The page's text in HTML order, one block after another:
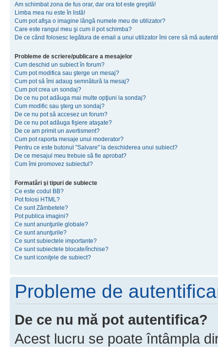
Am schimbat zona de fus orar, dar ora tot este greşită!
Limba mea nu este în listă!
Cum pot afişa o imagine lângă numele meu de utilizator?
Care este rangul meu şi cum il pot schimba?
De ce când folosesc legătura de email a unui utilizator îmi cere să mă
Probleme de scriere/publicare a mesajelor
Cum deschid un subiect în forum?
Cum pot modifica sau şterge un mesaj?
Cum pot să îmi adaug semnătură la mesaj?
Cum pot crea un sondaj?
De ce nu pot adăuga mai multe opţiuni la sondaj?
Cum modific sau şterg un sondaj?
De ce nu pot să accesez un forum?
De ce nu pot adăuga fişiere ataşate?
De ce am primit un avertisment?
Cum pot raporta mesaje unui moderator?
Pentru ce este butonul "Salvare" la deschiderea unui subiect?
De ce mesajul meu trebuie să fie aprobat?
Cum îmi promovez subiectul?
Formatări şi tipuri de subiecte
Ce este codul BB?
Pot folosi HTML?
Ce sunt Zâmbetele?
Pot publica imagini?
Ce sunt anunţurile globale?
Ce sunt anunţurile?
Ce sunt subiectele importante?
Ce sunt subiectele blocate/închise?
Ce sunt iconiţele de subiect?
Probleme de
De ce nu mă pot autentifica?
Acest lucru se poate întâmpla